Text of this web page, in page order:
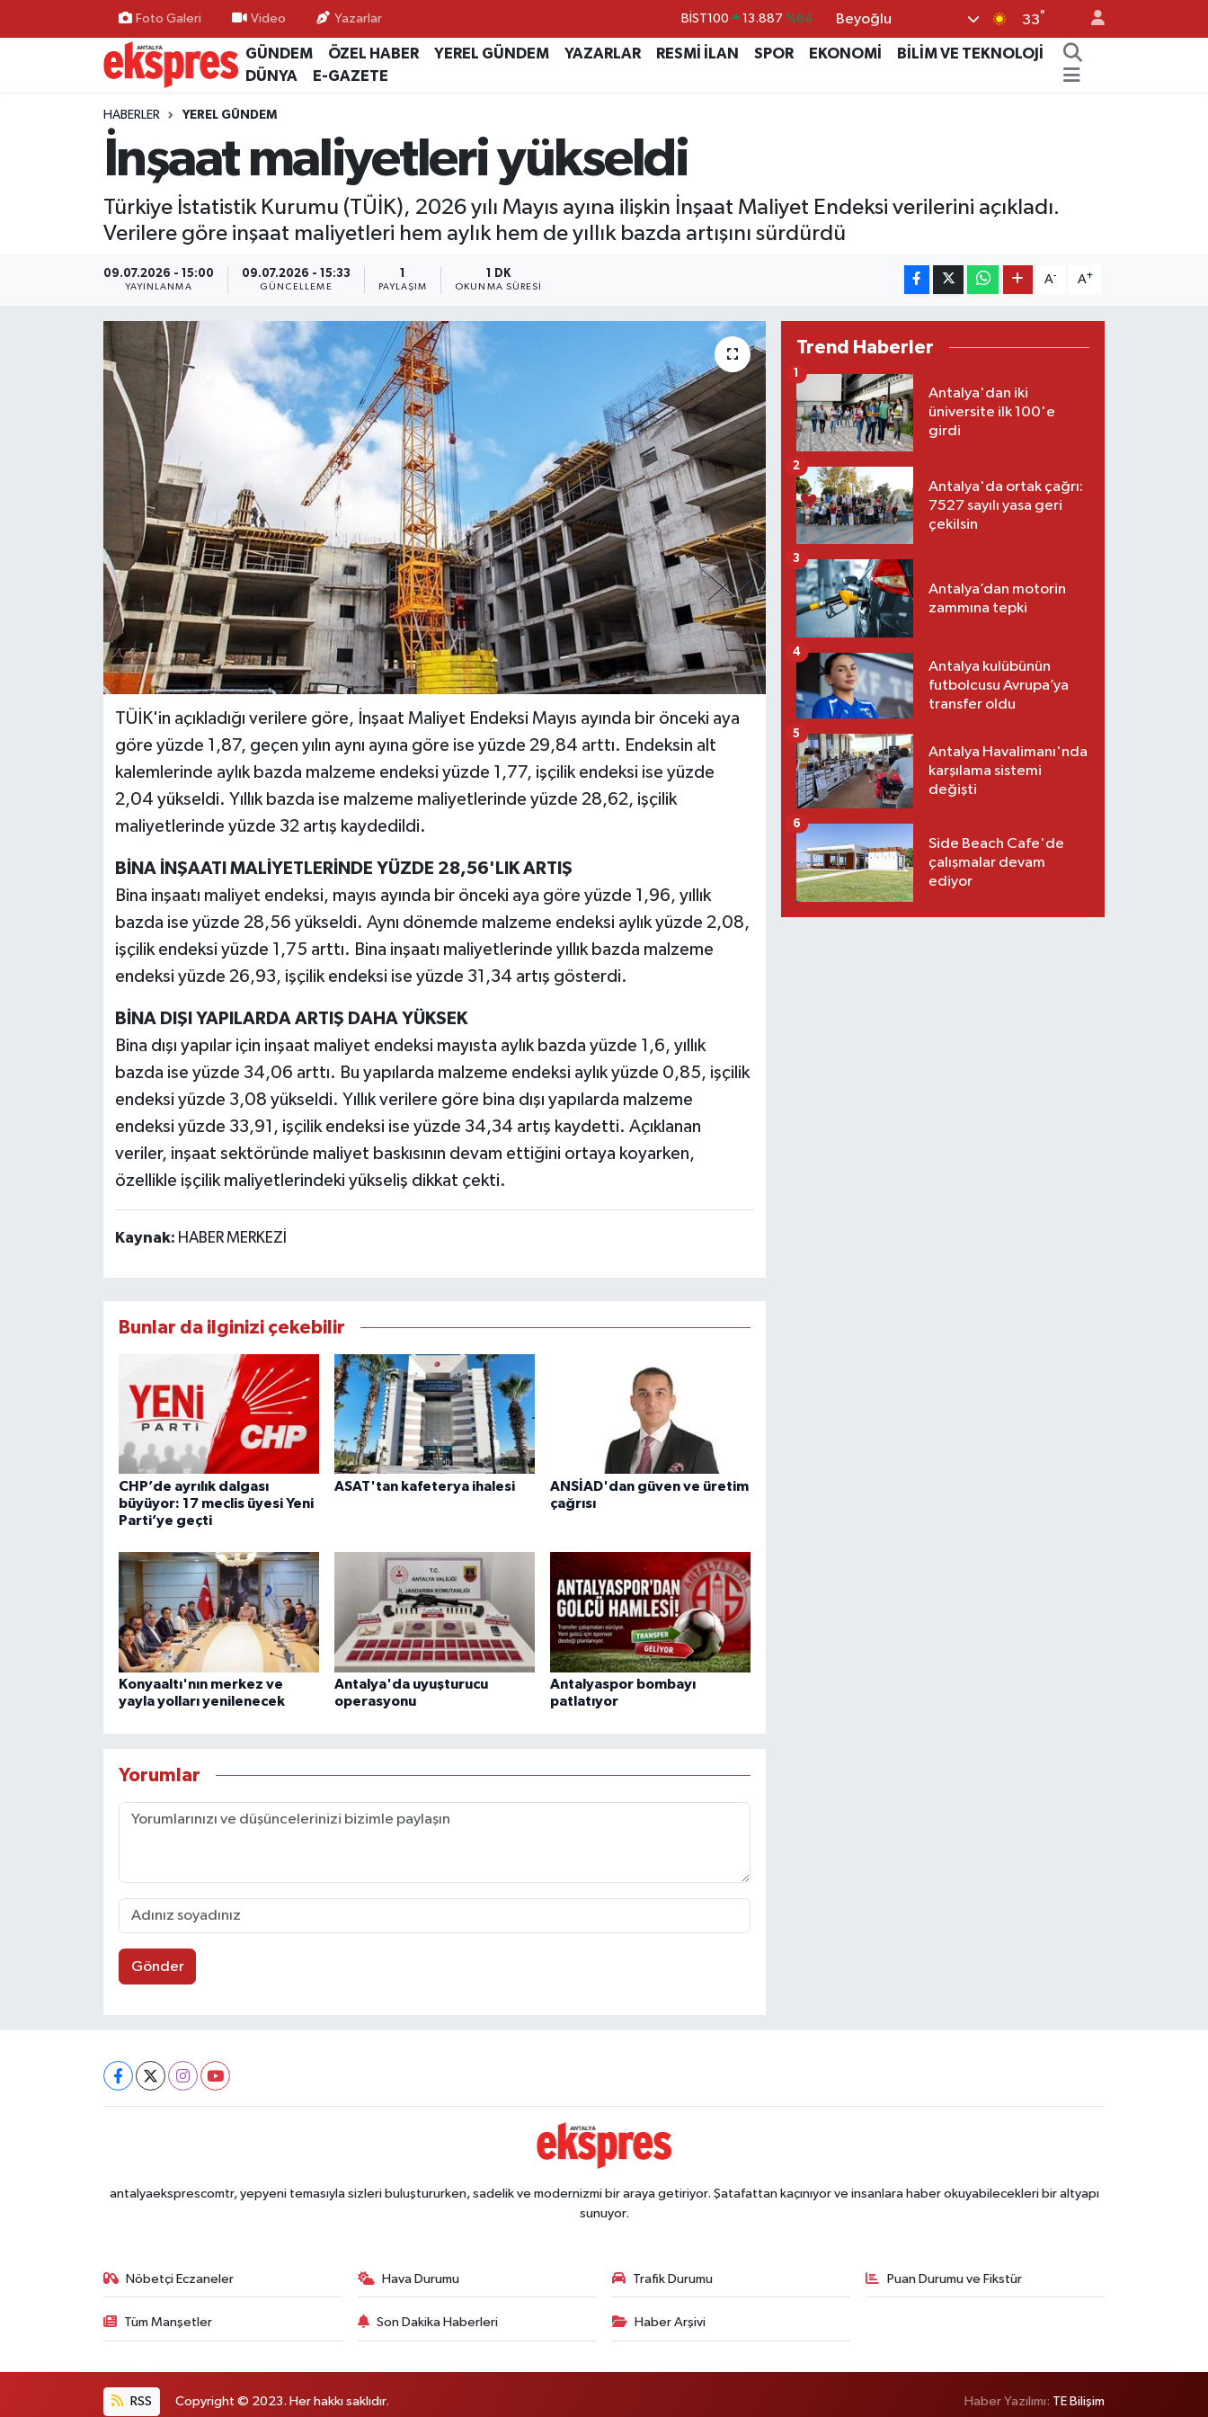
Foto Galeri Video Yazarlar BİST100 13.887 %64
BITCOIN 64.360,53 %-0.76
STERLİN
GRAM ALTIN
Beyoğlu 33°
GÜNDEM ÖZEL HABER YEREL GÜNDEM YAZARLAR RESMİ İLAN SPOR EKONOMİ
BİLİM VE TEKNOLOJİ
DÜNYA
E-GAZETE
HABERLER YEREL GÜNDEM
İnşaat maliyetleri yükseldi
Türkiye İstatistik Kurumu (TÜİK), 2026 yılı Mayıs ayına ilişkin İnşaat Maliyet Endeksi verilerini açıkladı.
Verilere göre inşaat maliyetleri hem aylık hem de yıllık bazda artışını sürdürdü
09.07.2026 - 15:00
YAYINLANMA
09.07.2026 - 15:33
GÜNCELLEME
1
PAYLAŞIM
1 DK
OKUNMA SÜRESI
A- A+
TÜİK'in açıkladığı verilere göre, İnşaat Maliyet Endeksi Mayıs ayında bir önceki aya
göre yüzde 1,87, geçen yılın aynı ayına göre ise yüzde 29,84 arttı. Endeksin alt
kalemlerinde aylık bazda malzeme endeksi yüzde 1,77, işçilik endeksi ise yüzde
2,04 yükseldi. Yıllık bazda ise malzeme maliyetlerinde yüzde 28,62, işçilik
maliyetlerinde yüzde 32 artış kaydedildi.
BİNA İNŞAATI MALİYETLERİNDE YÜZDE 28,56'LIK ARTIŞ
Bina inşaatı maliyet endeksi, mayıs ayında bir önceki aya göre yüzde 1,96, yıllık
bazda ise yüzde 28,56 yükseldi. Aynı dönemde malzeme endeksi aylık yüzde 2,08,
işçilik endeksi yüzde 1,75 arttı. Bina inşaatı maliyetlerinde yıllık bazda malzeme
endeksi yüzde 26,93, işçilik endeksi ise yüzde 31,34 artış gösterdi.
BİNA DIŞI YAPILARDA ARTIŞ DAHA YÜKSEK
Bina dışı yapılar için inşaat maliyet endeksi mayısta aylık bazda yüzde 1,6, yıllık
bazda ise yüzde 34,06 arttı. Bu yapılarda malzeme endeksi aylık yüzde 0,85, işçilik
endeksi yüzde 3,08 yükseldi. Yıllık verilere göre bina dışı yapılarda malzeme
endeksi yüzde 33,91, işçilik endeksi ise yüzde 34,34 artış kaydetti. Açıklanan
veriler, inşaat sektöründe maliyet baskısının devam ettiğini ortaya koyarken,
özellikle işçilik maliyetlerindeki yükseliş dikkat çekti.
Kaynak: HABER MERKEZİ
Bunlar da ilginizi çekebilir
CHP’de ayrılık dalgası
büyüyor: 17 meclis üyesi Yeni
Parti’ye geçti
ASAT'tan kafeterya ihalesi
ANSİAD'dan güven ve üretim
çağrısı
Konyaaltı'nın merkez ve
yayla yolları yenilenecek
Antalya'da uyuşturucu
operasyonu
Antalyaspor bombayı
patlatıyor
Yorumlar
Gönder
Trend Haberler
Antalya'dan iki
üniversite ilk 100'e
girdi
1
Antalya'da ortak çağrı:
7527 sayılı yasa geri
çekilsin
2
Antalya’dan motorin
zammına tepki
3
Antalya kulübünün
futbolcusu Avrupa’ya
transfer oldu
4
Antalya Havalimanı'nda
karşılama sistemi
değişti
5
Side Beach Cafe'de
çalışmalar devam
ediyor
6
antalyaeksprescomtr, yepyeni temasıyla sizleri buluştururken, sadelik ve modernizmi bir araya getiriyor. Şatafattan kaçınıyor ve insanlara haber okuyabilecekleri bir altyapı
sunuyor.
Nöbetçi Eczaneler Hava Durumu Trafik Durumu Puan Durumu ve Fikstür
Tüm Manşetler Son Dakika Haberleri Haber Arşivi
RSS Copyright © 2023. Her hakkı saklıdır. Haber Yazılımı: TE Bilişim
ÖZEL HABER
GÜNDEM
YEREL GÜNDEM
EKONOMİ
RÖPORTAJ
VİDEO HABERLER
YAZARLAR
RESMİ İLAN
MAGAZİN
Nöbetçi Eczaneler
Hava Durumu
Trafik Durumu
Süper Lig Puan Durumu ve Fikstür